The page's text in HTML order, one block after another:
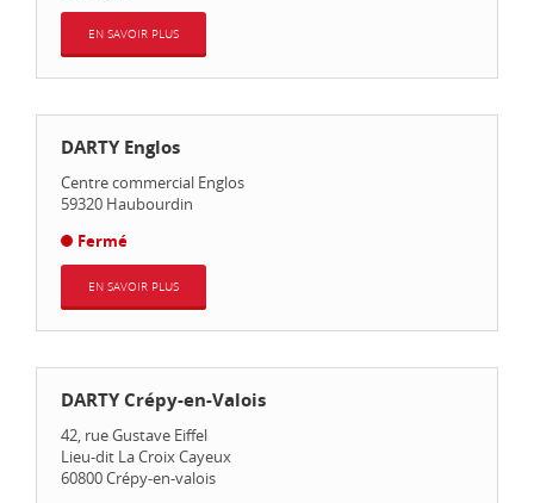
EN SAVOIR PLUS
DARTY Englos
Centre commercial Englos
59320 Haubourdin
Fermé
EN SAVOIR PLUS
DARTY Crépy-en-Valois
42, rue Gustave Eiffel
Lieu-dit La Croix Cayeux
60800Crépy-en-valois